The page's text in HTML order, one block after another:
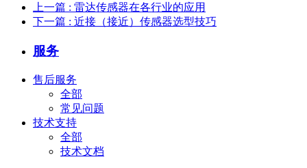
上一篇 : 雷达传感器在各行业的应用
下一篇 : 近接（接近）传感器选型技巧
服务
售后服务
全部
常见问题
技术支持
全部
技术文档